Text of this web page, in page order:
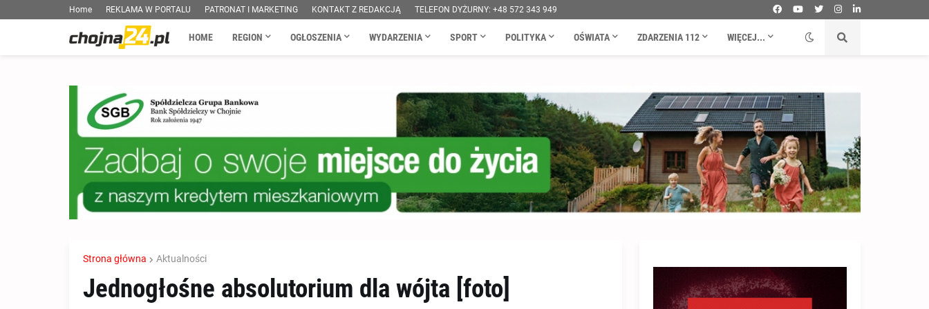
Home REKLAMA W PORTALU PATRONAT I MARKETING KONTAKT Z REDAKCJĄ TELEFON DYŻURNY: +48 572 343 949
HOME REGION OGŁOSZENIA WYDARZENIA SPORT POLITYKA OŚWIATA ZDARZENIA 112 WIĘCEJ...
Strona główna Aktualności
Jednogłośne absolutorium dla wójta [foto]